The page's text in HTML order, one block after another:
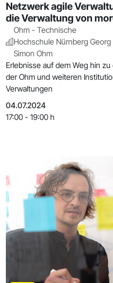
Netzwerk agile
die Verwaltung von
Ohm - Technische
Hochschule Nürnberg Georg
Simon Ohm
Erlebnisse auf dem Weg hin
der Ohm und weiteren
Verwaltungen
04.07.2024
17:00 - 19:00 h